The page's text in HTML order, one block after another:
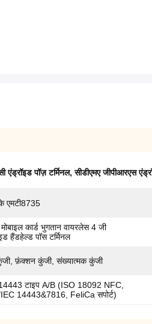
पॉज़ टर्मिनल,सीडीएमए जीपीआरएस
एमटी8735
मोबाइल कार्ड भुगतान वायरलेस 4 जी
हैंडहेल्ड पॉस टर्मिनल
फ़ंक्शन कुंजी, संख्यात्मक कुंजी
टाइप A/B (ISO 18092 NFC,
14443&7816, FeliCa सपोर्ट)